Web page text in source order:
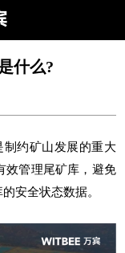
什么?
制约矿山发展的重大
效管理尾矿库，避免
安全状态数据。